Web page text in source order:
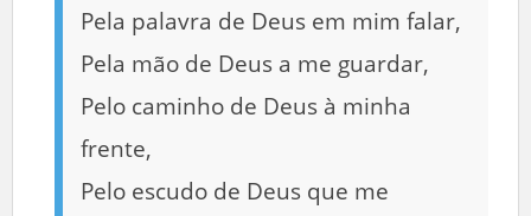
Pela palavra de Deus em mim falar,
Pela mão de Deus a me guardar,
Pelo caminho de Deus à minha
frente,
Pelo escudo de Deus que me